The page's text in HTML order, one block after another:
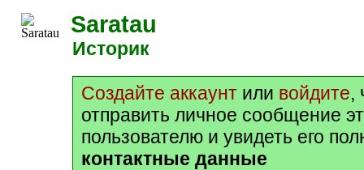
Saratau
историк
Создайте аккаунт или войдите,
отправить личное сообщение
пользователю и увидеть его
контактные данные